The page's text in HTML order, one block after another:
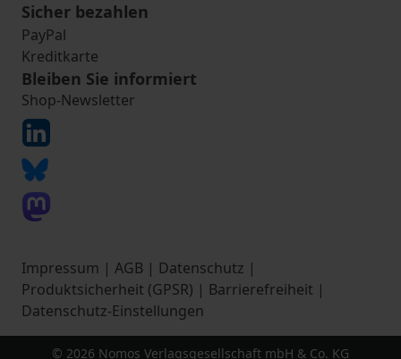
Sicher bezahlen
PayPal
Kreditkarte
Bleiben Sie informiert
Shop-Newsletter
Impressum | AGB | Datenschutz |
Produktsicherheit (GPSR) | Barrierefreiheit |
Datenschutz-Einstellungen
© 2026 Nomos Verlagsgesellschaft mbH & Co. KG